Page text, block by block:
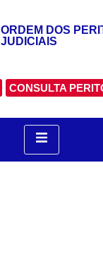
ORDEM DOS
JUDICIAIS
CONSULTA